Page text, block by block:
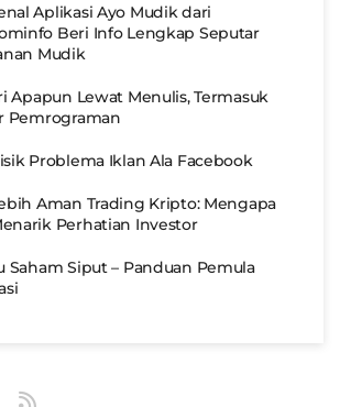
Aplikasi Ayo Mudik dari
Beri Info Lengkap Seputar
Mudik
Apapun Lewat Menulis, Termasuk
Pemrograman
Problema Iklan Ala Facebook
Aman Trading Kripto: Mengapa
Perhatian Investor
Saham Siput – Panduan Pemula